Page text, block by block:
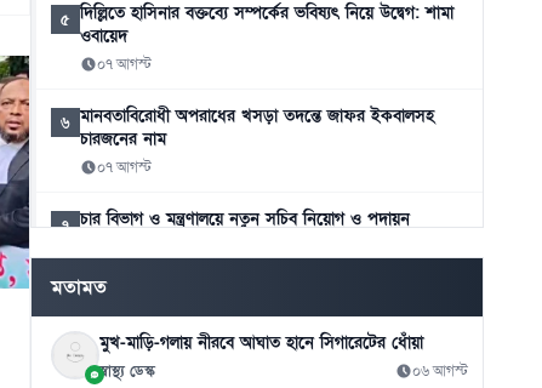
৫ দিল্লিতে হাসিনার বক্তব্যে সম্পর্কের ভবিষ্যৎ নিয়ে উদ্বেগ: শামা
ওবায়েদ
০৭ আগস্ট
৬ মানবতাবিরোধী অপরাধের খসড়া তদন্তে জাফর ইকবালসহ
চারজনের নাম
০৭ আগস্ট
৭ চার বিভাগ ও মন্ত্রণালয়ে নতুন সচিব নিয়োগ ও পদায়ন
স্কুলে ভর্তিতে প্রথম শ্রেণি লটারিতে ও দ্বিতীয় থেকে নবম পর্যন্ত
দিতে হবে পরীক্ষা
০৬ আগস্ট
মতামত
মুখ-মাড়ি-গলায় নীরবে আঘাত হানে সিগারেটের ধোঁয়া
স্বাস্থ্য ডেস্ক ০৬ আগস্ট